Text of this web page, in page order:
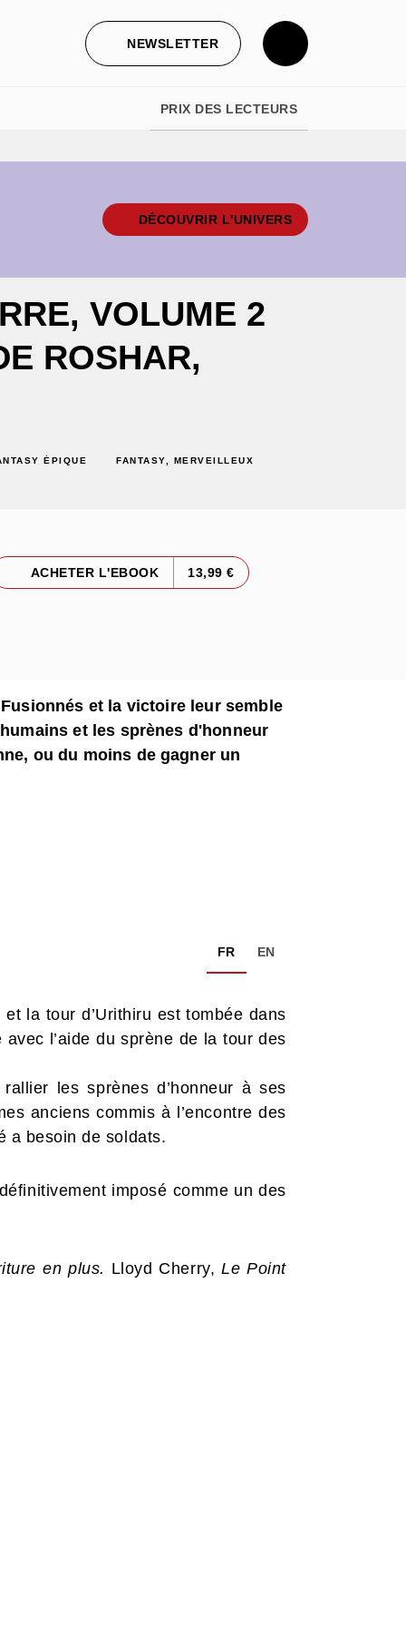
NEWSLETTER
PRIX DES LECTEURS
DÉCOUVRIR L'UNIVERS
VOLUME 2
ROSHAR,
ÉPIQUE FANTASY, MERVEILLEUX
ACHETER L'EBOOK 13,99 €
et la victoire leur semble
et les sprènes d'honneur
ou du moins de gagner un
FR EN
la tour d’Urithiru est tombée dans
l’aide du sprène de la tour des
les sprènes d’honneur à ses
anciens commis à l’encontre des
a besoin de soldats.
imposé comme un des
en plus. Lloyd Cherry, Le Point